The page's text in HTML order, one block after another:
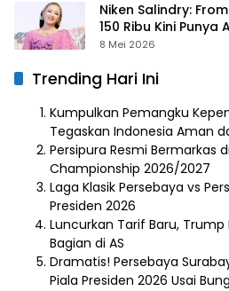
Niken Salindry:
150 Ribu Kini Punya
8 Mei 2026
Trending Hari Ini
Kumpulkan Pemangku
Tegaskan Indonesia Aman
Persipura Resmi Bermarkas
Championship 2026/2027
Laga Klasik Persebaya vs
Presiden 2026
Luncurkan Tarif Baru,
Bagian di AS
Dramatis! Persebaya
Piala Presiden 2026 Usai